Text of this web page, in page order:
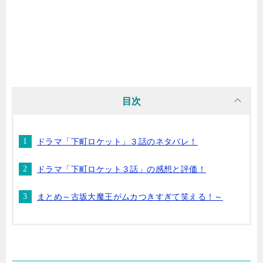
目次
ドラマ「下町ロケット」３話のネタバレ！
ドラマ「下町ロケット３話」の感想と評価！
まとめ～古坂大魔王がムカつきすぎて笑える！～